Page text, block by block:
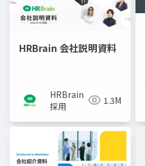
HRBrain 会社説明資料
HRBrain
採用
1.3M